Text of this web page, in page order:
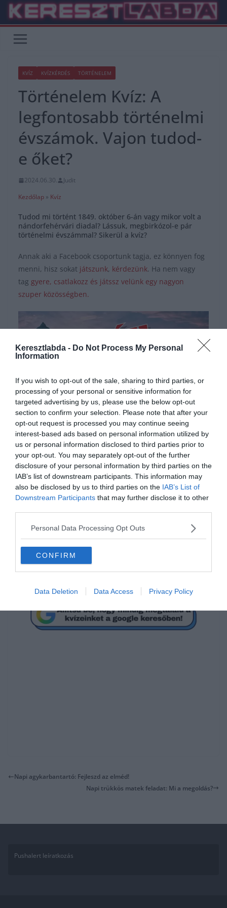
Keresztlabda - Do Not Process My Personal
Information
If you wish to opt-out of the sale, sharing to third parties, or
processing of your personal or sensitive information for
targeted advertising by us, please use the below opt-out
section to confirm your selection. Please note that after your
opt-out request is processed you may continue seeing
interest-based ads based on personal information utilized by
us or personal information disclosed to third parties prior to
your opt-out. You may separately opt-out of the further
disclosure of your personal information by third parties on the
IAB’s list of downstream participants. This information may
also be disclosed by us to third parties on the IAB’s List of
Downstream Participants that may further disclose it to other
Personal Data Processing Opt Outs
CONFIRM
Data Deletion Data Access Privacy Policy
Skip
content
KVÍZ KVÍZKÉRDÉS TÖRTÉNELEM
Történelem Kvíz: A
legfontosabb történelmi
évszámok. Vajon tudod-
e őket?
2024.06.30.
Judit
Kezdőlap » Kvíz
Tudod mi történt 1849. október 6-án vagy mikor volt a
nándorfehérvári diadal? Lássuk, megbirkózol-e pár
történelmi évszámmal? Sikerül a kvíz?
Annak aki a Facebook csoportunk tagja, ez könnyen fog
menni, hisz sokat játszunk, kérdezünk. Ha nem vagy
tag gyere, csatlakozz és játssz velünk egy nagyon
szuper közösségben.
0%
Mikor csatlakozott
Magyarország az Európai
Unióhoz?
2000 május 1.
2005 május 1.
Napi agykarbantartó: Fejleszd az elméd!
Napi trükkös matek feladat: Mi a megoldás?
Pushalert leíratkozás